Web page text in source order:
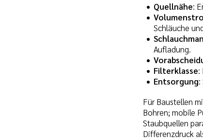
Quellnähe:
Schläuche
Aufladung.
Filterklasse:
Entsorgung:
Für Baustellen
Bohren; mobile
Staubquellen
Differenzdruck